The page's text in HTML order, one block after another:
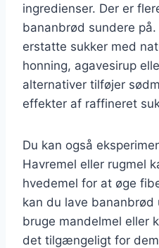
ingredienser. Der er
bananbrød sundere
erstatte sukker med
honning, agavesirup
alternativer tilføjer
effekter af raffineret
Du kan også
Havremel eller rugmel
hvedemel for at øge
kan du lave
bruge mandelmel eller
det tilgængeligt for